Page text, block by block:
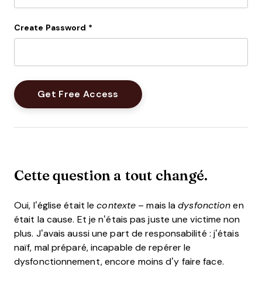
Create Password *
Cette question a tout changé.
Oui, l’église était lecontexte – mais ladysfonction en
était la cause. Et je n’étais pas juste une victime non
plus. J’avais aussi une part de responsabilité : j’étais
naïf, mal préparé, incapable de repérer le
dysfonctionnement, encore moins d’y faire face.